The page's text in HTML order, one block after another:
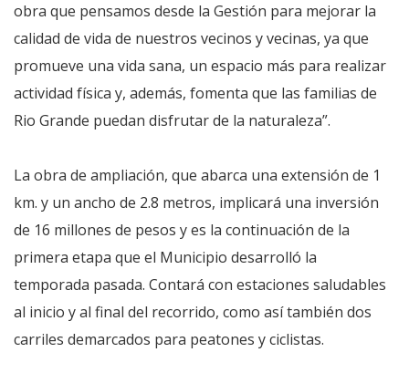
obra que pensamos desde la Gestión para mejorar la
calidad de vida de nuestros vecinos y vecinas, ya que
promueve una vida sana, un espacio más para realizar
actividad física y, además, fomenta que las familias de
Rio Grande puedan disfrutar de la naturaleza”.
La obra de ampliación, que abarca una extensión de 1
km. y un ancho de 2.8 metros, implicará una inversión
de 16 millones de pesos y es la continuación de la
primera etapa que el Municipio desarrolló la
temporada pasada. Contará con estaciones saludables
al inicio y al final del recorrido, como así también dos
carriles demarcados para peatones y ciclistas.